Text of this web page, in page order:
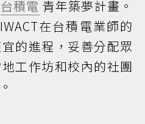
台積電 青年築夢計畫。
在台積電業師的
的進程，妥善分配眾
工作坊和校內的社團